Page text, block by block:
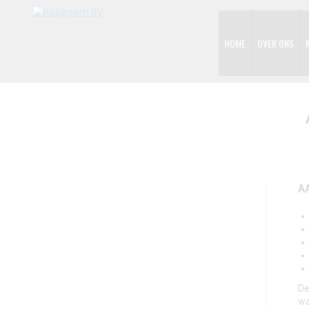
HOME OVER ONS